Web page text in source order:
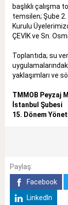
başlıklı çalışma
temsilen; Şube 2.
Kurulu
ÇEVİK ve Sn.
Toplantıda; su
yaklaşımları ve
TMMOB Peyzaj
İstanbul Şubesi
15. Dönem
Paylaş:
Facebook
LinkedIn